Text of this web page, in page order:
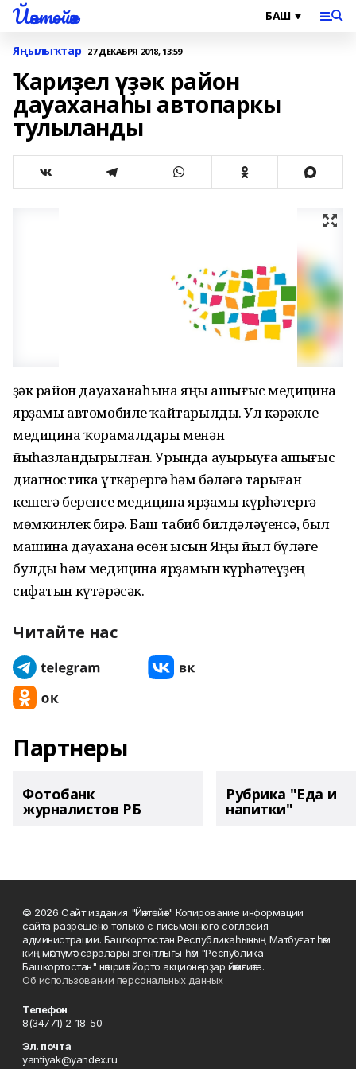
Йәнтөйәк
Яңылыҡтар 27 ДЕКАБРЯ 2018, 13:59
Ҡариҙел үҙәк район
дауаханаһы автопаркы
тулыланды
Үҙәк район дауаханаһына яңы ашығыс медицина
ярҙамы автомобиле ҡайтарылды. Ул кәрәкле
медицина ҡорамалдары менән
йыһазландырылған. Урында ауырыуға ашығыс
диагностика үткәрергә һәм бәләгә тарыған
кешегә беренсе медицина ярҙамы күрһәтергә
мөмкинлек бирә. Баш табиб билдәләүенсә, был
машина дауахана өсөн ысын Яңы йыл бүләге
булды һәм медицина ярҙамын күрһәтеүҙең
сифатын күтәрәсәк.
Читайте нас
Партнеры
Фотобанк
журналистов РБ
Рубрика "Еда и
напитки"
© 2026 Сайт издания "Йәнтөйәк" Копирование информации
сайта разрешено только с письменного согласия
администрации. Башҡортостан Республикаһының Матбуғат һәм
киң мәғлүмәт саралары агентлығы һәм "Республика
Башкортостан" нәшриәт йорто акционерҙар йәмғиәте.
Об использовании персональных данных
Телефон
8(34771) 2-18-50
Эл. почта
yantiyak@yandex.ru